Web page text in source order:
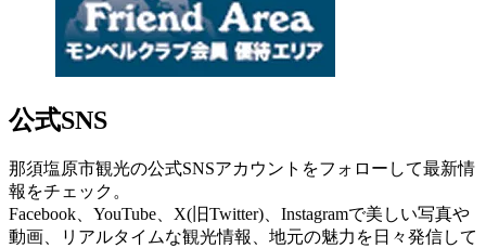
公式SNS
那須塩原市観光の公式SNSアカウントをフォローして最新情
報をチェック。
Facebook、YouTube、X(旧Twitter)、Instagramで美しい写真や
動画、リアルタイムな観光情報、地元の魅力を日々発信して